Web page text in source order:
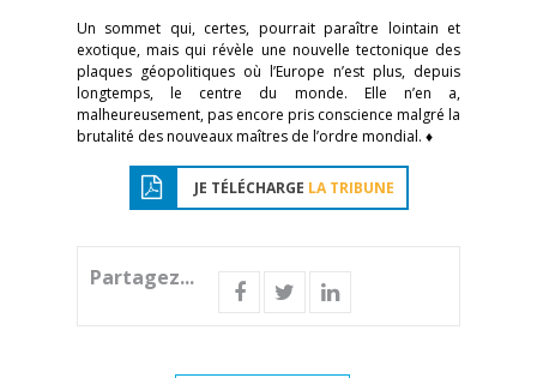
Un sommet qui, certes, pourrait paraître lointain et
exotique, mais qui révèle une nouvelle tectonique des
plaques géopolitiques où l’Europe n’est plus, depuis
longtemps, le centre du monde. Elle n’en a,
malheureusement, pas encore pris conscience malgré la
brutalité des nouveaux maîtres de l’ordre mondial. ♦
JE TÉLÉCHARGE LA TRIBUNE
Partagez...